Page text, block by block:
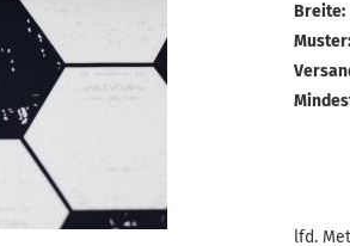
Breite:
Muster:
lfd.